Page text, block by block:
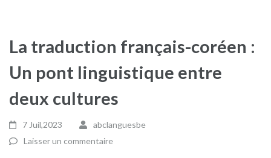
La traduction français-coréen :
Un pont linguistique entre
deux cultures
7 Juil,2023
abclanguesbe
Laisser un commentaire